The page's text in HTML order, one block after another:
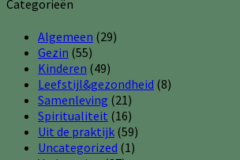
Categorieën
Algemeen (29)
Gezin (55)
Kinderen (49)
Leefstijl&gezondheid (8)
Samenleving (21)
Spiritualiteit (16)
Uit de praktijk (59)
Uncategorized (1)